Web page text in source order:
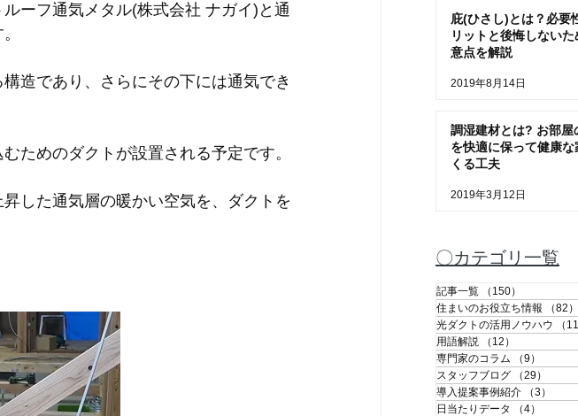
ーフ通気メタル(株式会社 ナガイ)と通
造であり、さらにその下には通気でき
ためのダクトが設置される予定です。
した通気層の暖かい空気を、ダクトを
庇(ひさし)とは？必要
リットと後悔しないた
意点を解説
2019年8月14日
調湿建材とは? お部屋
を快適に保って健康な
くる工夫
2019年3月12日
〇カテゴリ一覧
記事一覧 （150）
住まいのお役立ち情報
（82）
光ダクトの活用ノウハウ
（
用語解説
（12）
専門家のコラム
（9）
スタッフブログ
（29）
導入提案事例紹介
（3）
日当たりデータ
（4）